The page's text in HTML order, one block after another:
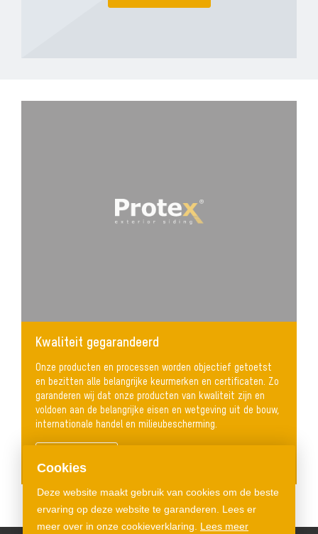
Cookies
Deze website maakt gebruik van cookies om de beste
ervaring op deze website te garanderen. Lees er
meer over in onze cookieverklaring. Lees meer
Kwaliteit gegarandeerd
Onze producten en processen worden objectief getoetst
en bezitten alle belangrijke keurmerken en certificaten. Zo
garanderen wij dat onze producten van kwaliteit zijn en
voldoen aan de belangrijke eisen en wetgeving uit de bouw,
internationale handel en milieubescherming.